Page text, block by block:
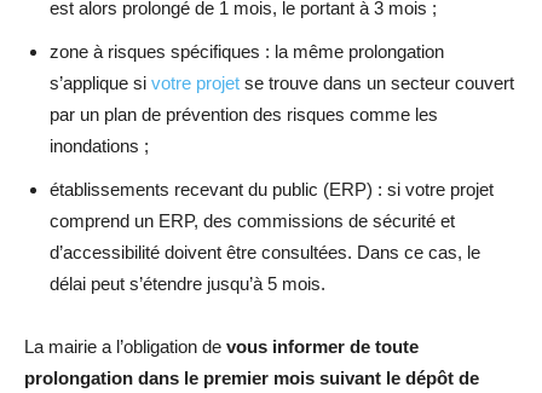
est alors prolongé de 1 mois, le portant à 3 mois ;
zone à risques spécifiques : la même prolongation
s’applique si votre projet se trouve dans un secteur couvert
par un plan de prévention des risques comme les
inondations ;
établissements recevant du public (ERP) : si votre projet
comprend un ERP, des commissions de sécurité et
d’accessibilité doivent être consultées. Dans ce cas, le
délai peut s’étendre jusqu’à 5 mois.
La mairie a l’obligation de vous informer de toute
prolongation dans le premier mois suivant le dépôt de